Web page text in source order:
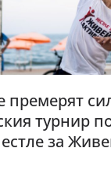
премерят
турнир
за